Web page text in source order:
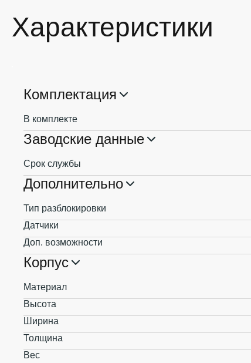
Характеристики
Комплектация
В комплекте
Заводские данные
Срок службы
Дополнительно
Тип разблокировки
Датчики
Доп. возможности
Корпус
Материал
Высота
Ширина
Толщина
Вес